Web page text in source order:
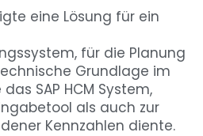
eine Lösung für ein
für die Planung
Grundlage im
SAP HCM System,
als auch zur
Kennzahlen diente.